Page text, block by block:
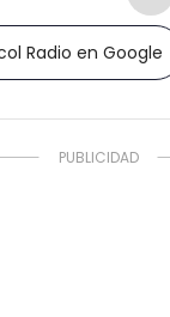
Radio en Google